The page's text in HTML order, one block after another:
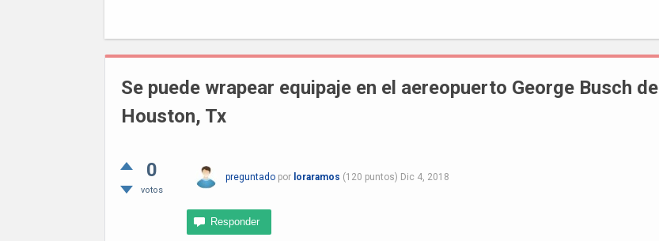
Se puede wrapear equipaje en el aereopuerto George Busch de
Houston, Tx
0
votos
preguntado por loraramos (120 puntos) Dic 4, 2018